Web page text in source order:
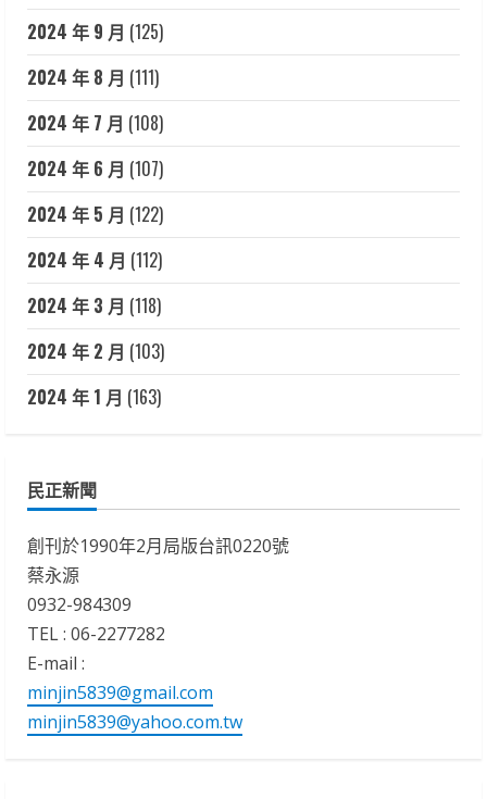
2024 年 9 月 (125)
2024 年 8 月 (111)
2024 年 7 月 (108)
2024 年 6 月 (107)
2024 年 5 月 (122)
2024 年 4 月 (112)
2024 年 3 月 (118)
2024 年 2 月 (103)
2024 年 1 月 (163)
民正新聞
創刊於1990年2月局版台訊0220號
蔡永源
0932-984309
TEL : 06-2277282
E-mail :
minjin5839@gmail.com
minjin5839@yahoo.com.tw